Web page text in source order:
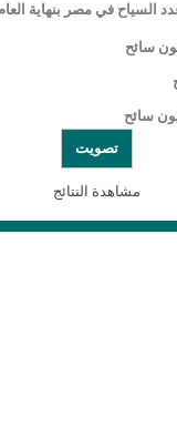
السياح في مصر بنهاية
مشاهدة النتائج